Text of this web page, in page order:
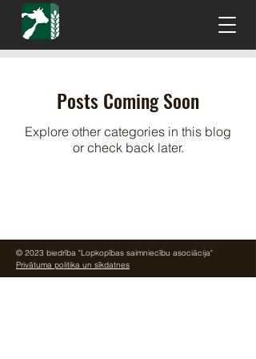
Posts Coming Soon
Explore other categories in this blog
or check back later.
© 2023 biedrība "Lopkopības saimniecību asociācija"
Privātuma politika un sīkdatnes